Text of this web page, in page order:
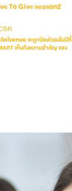
To Give season2
วัดโขดหอย จะถูกปิดตัวลงในปีที่
เห็นถึงความสำคัญ ของ